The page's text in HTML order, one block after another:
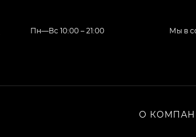
Пн—Вс 10:00 – 21:00 Мы в
О